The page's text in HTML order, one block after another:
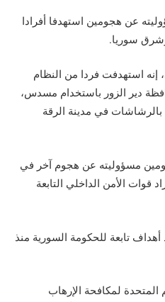
عن هجومين استهدفا أفرادا
سوريا.
إنه استهدفت فردا من النظام
دير الزور باستخدام مسدس،
بالرشاشات في مدينة الرقة
مسؤوليته عن هجوم آخر في
قوات الأمن الداخلي التابعة
6 هجمات ضد أهداف تابعة للحكومة السورية منذ
لمكافحة الإرهاب